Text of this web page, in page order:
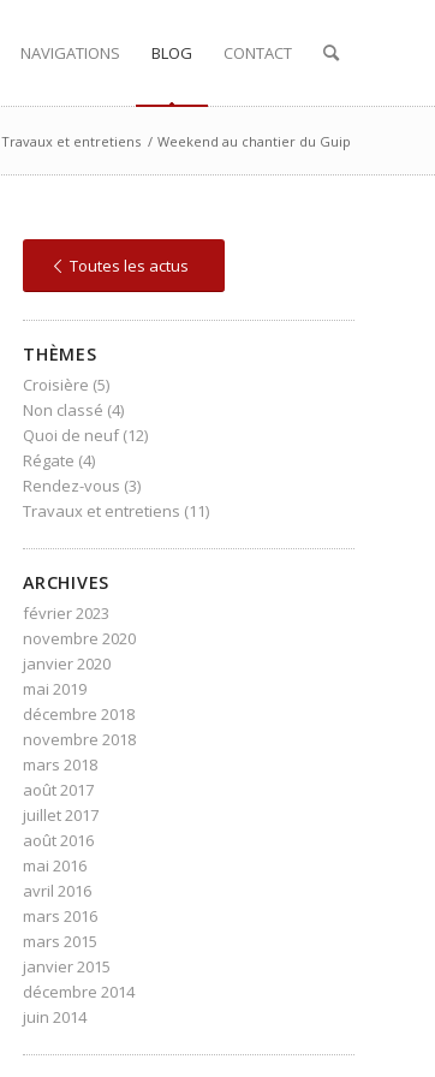
NAVIGATIONS BLOG CONTACT
Travaux et entretiens / Weekend au chantier du Guip
Toutes les actus
THÈMES
Croisière (5)
Non classé (4)
Quoi de neuf(12)
Régate (4)
Rendez-vous (3)
Travaux et entretiens (11)
ARCHIVES
février 2023
novembre 2020
janvier 2020
mai 2019
décembre 2018
novembre 2018
mars 2018
août 2017
juillet 2017
août 2016
mai 2016
avril 2016
mars 2016
mars 2015
janvier 2015
décembre 2014
juin 2014